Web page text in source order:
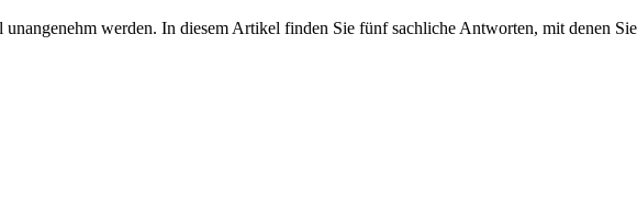
werden. In diesem Artikel finden Sie fünf sachliche Antworten, mit denen